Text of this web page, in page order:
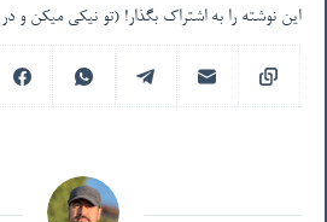
این نوشته را به اشتراک بگذار! (تو نیکی میکن و در